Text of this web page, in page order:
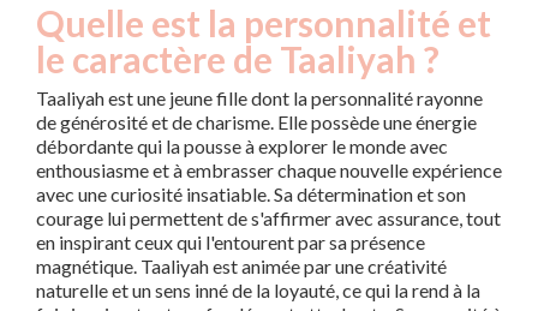
Quelle est la personnalité et
le caractère de Taaliyah ?
Taaliyah est une jeune fille dont la personnalité rayonne
de générosité et de charisme. Elle possède une énergie
débordante qui la pousse à explorer le monde avec
enthousiasme et à embrasser chaque nouvelle expérience
avec une curiosité insatiable. Sa détermination et son
courage lui permettent de s'affirmer avec assurance, tout
en inspirant ceux qui l'entourent par sa présence
magnétique. Taaliyah est animée par une créativité
naturelle et un sens inné de la loyauté, ce qui la rend à la